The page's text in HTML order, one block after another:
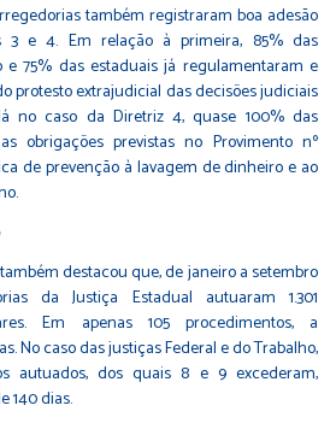
também registraram boa adesão
3 e 4. Em relação à primeira, 85% das
75% das estaduais já regulamentaram e
protesto extrajudicial das decisões judiciais
no caso da Diretriz 4, quase 100% das
obrigações previstas no Provimento nº
de prevenção à lavagem de dinheiro e ao
destacou que, de janeiro a setembro
da Justiça Estadual autuaram 1.301
Em apenas 105 procedimentos, a
No caso das justiças Federal e do Trabalho,
autuados, dos quais 8 e 9 excederam,
140 dias.